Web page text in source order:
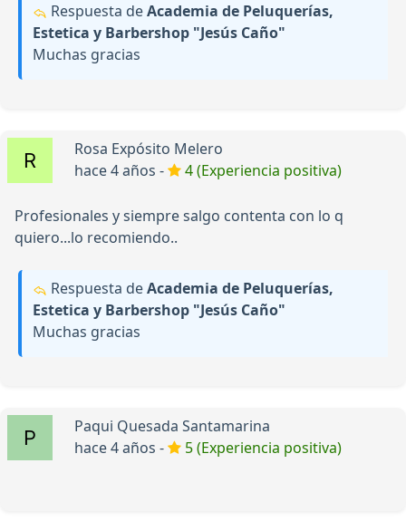
Respuesta deAcademia de Peluquerías,
Estetica y Barbershop "Jesús Caño"
Muchas gracias
Rosa Expósito Melero
hace 4 años -
4 (Experiencia positiva)
Profesionales y siempre salgo contenta con lo q
quiero...lo recomiendo..
Respuesta deAcademia de Peluquerías,
Estetica y Barbershop "Jesús Caño"
Muchas gracias
Paqui Quesada Santamarina
hace 4 años -
5 (Experiencia positiva)